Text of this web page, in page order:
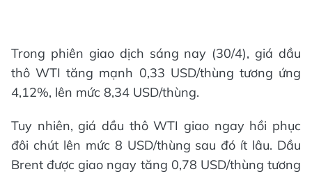
Trong phiên giao dịch sáng nay (30/4), giá dầu
thô WTI tăng mạnh 0,33 USD/thùng tương ứng
4,12%, lên mức 8,34 USD/thùng.
Tuy nhiên, giá dầu thô WTI giao ngay hồi phục
đôi chút lên mức 8 USD/thùng sau đó ít lâu. Dầu
Brent được giao ngay tăng 0,78 USD/thùng tương